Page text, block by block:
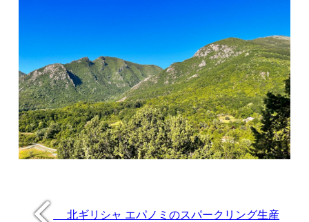
北ギリシャ エパノミのスパークリング生産